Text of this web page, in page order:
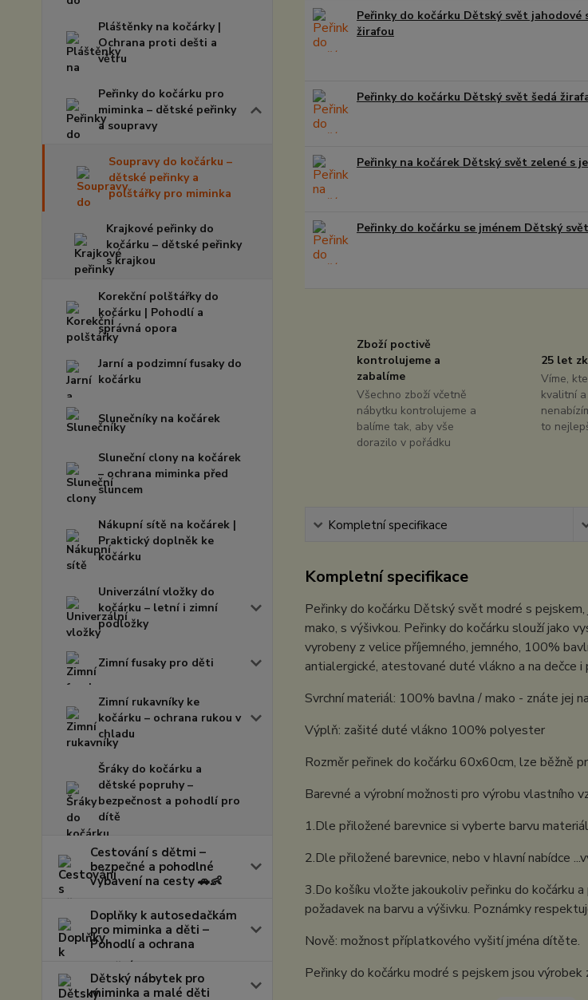
Pláštěnky na kočárky |
Ochrana proti dešti a
větru
Peřinky do kočárku pro
miminka – dětské peřinky
a soupravy
Soupravy do kočárku –
dětské peřinky a
polštářky pro miminka
Krajkové peřinky do
kočárku – dětské peřinky
s krajkou
Korekční polštářky do
kočárku | Pohodlí a
správná opora
Jarní a podzimní fusaky do
kočárku
Slunečníky na kočárek
Sluneční clony na kočárek
– ochrana miminka před
sluncem
Nákupní sítě na kočárek |
Praktický doplněk ke
kočárku
Univerzální vložky do
kočárku – letní i zimní
podložky
Zimní fusaky pro děti
Zimní rukavníky ke
kočárku – ochrana rukou v
chladu
Šráky do kočárku a
dětské popruhy –
bezpečnost a pohodlí pro
dítě
Cestování s dětmi –
bezpečné a pohodlné
vybavení na cesty 🚗👶
Doplňky k autosedačkám
pro miminka a děti –
Pohodlí a ochrana
Dětský nábytek pro
miminka a malé děti
Peřinky do kočárku Dětský svět jahodové
žirafou
Peřinky do kočárku Dětský svět šedá
Peřinky na kočárek Dětský svět zelené s
Peřinky do kočárku se jménem Dětský svět
Zboží poctivě
kontrolujeme a
zabalíme
Všechno zboží včetně
nábytku kontrolujeme a
balíme tak, aby vše
dorazilo v pořádku
25 let
Víme,
kvalitní
to
Kompletní specifikace
Kompletní specifikace
Peřinky do kočárku Dětský svět modré s
mako, s výšivkou. Peřinky do kočárku slouží jako
vyrobeny z velice příjemného, jemného, 100%
antialergické, atestované duté vlákno a na dečce
Svrchní materiál: 100% bavlna / mako - znáte jej
Výplň: zašité duté vlákno 100% polyester
Rozměr peřinek do kočárku 60x60cm, lze běžně
Barevné a výrobní možnosti pro výrobu vlastního
1.Dle přiložené barevnice si vyberte barvu
2.Dle přiložené barevnice, nebo v hlavní nabídce
3.Do košíku vložte jakoukoliv peřinku do kočárku
požadavek na barvu a výšivku. Poznámky
Nově: možnost příplatkového vyšití jména dítěte.
Peřinky do kočárku modré s pejskem jsou